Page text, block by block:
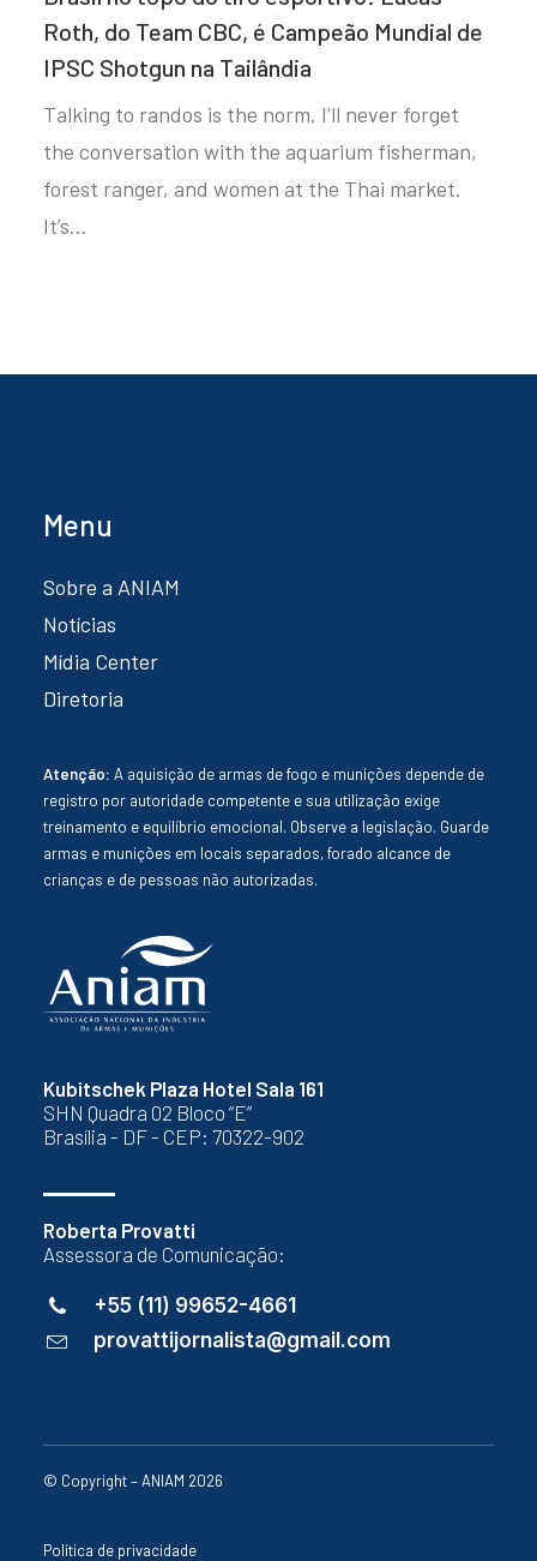
Roth, do Team CBC, é Campeão Mundial de
IPSC Shotgun na Tailândia
Talking to randos is the norm. I’ll never forget
the conversation with the aquarium fisherman,
forest ranger, and women at the Thai market.
It’s…
Kubitschek Plaza Hotel Sala 161
SHN Quadra 02 Bloco “E”
Brasília - DF - CEP: 70322-902
Roberta Provatti
Assessora de Comunicação:
+55 (11) 99652-4661
provattijornalista@gmail.com
Menu
Sobre a ANIAM
Notícias
Mídia Center
Diretoria
Atenção: A aquisição de armas de fogo e munições depende de
registro por autoridade competente e sua utilização exige
treinamento e equilíbrio emocional. Observe a legislação. Guarde
armas e munições em locais separados, forado alcance de
crianças e de pessoas não autorizadas.
© Copyright – ANIAM 2026
Política de privacidade